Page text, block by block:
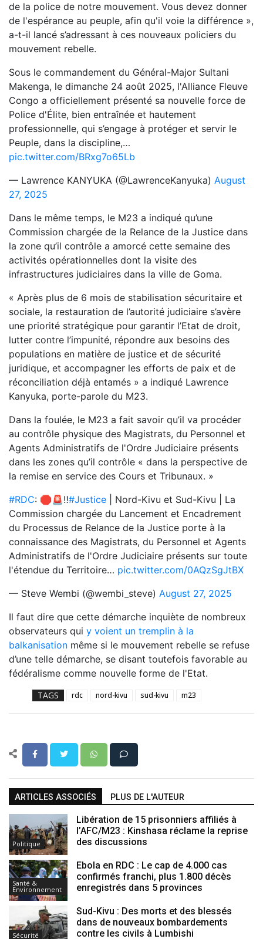
de la police de notre mouvement. Vous devez donner
de l'espérance au peuple, afin qu'il voie la différence »,
a-t-il lancé s’adressant à ces nouveaux policiers du
mouvement rebelle.
Sous le commandement du Général-Major Sultani
Makenga, le dimanche 24 août 2025, l'Alliance Fleuve
Congo a officiellement présenté sa nouvelle force de
Police d'Élite, bien entraînée et hautement
professionnelle, qui s’engage à protéger et servir le
Peuple, dans la discipline,…
pic.twitter.com/BRxg7o65Lb
— Lawrence KANYUKA (@LawrenceKanyuka) August
27, 2025
Dans le même temps, le M23 a indiqué qu’une
Commission chargée de la Relance de la Justice dans
la zone qu’il contrôle a amorcé cette semaine des
activités opérationnelles dont la visite des
infrastructures judiciaires dans la ville de Goma.
« Après plus de 6 mois de stabilisation sécuritaire et
sociale, la restauration de l’autorité judiciaire s’avère
une priorité stratégique pour garantir l’Etat de droit,
lutter contre l’impunité, répondre aux besoins des
populations en matière de justice et de sécurité
juridique, et accompagner les efforts de paix et de
réconciliation déjà entamés » a indiqué Lawrence
Kanyuka, porte-parole du M23.
Dans la foulée, le M23 a fait savoir qu’il va procéder
au contrôle physique des Magistrats, du Personnel et
Agents Administratifs de l'Ordre Judiciaire présents
dans les zones qu’il contrôle « dans la perspective de
la remise en service des Cours et Tribunaux. »
#RDC: 🛑🚨‼️#Justice | Nord-Kivu et Sud-Kivu | La
Commission chargée du Lancement et Encadrement
du Processus de Relance de la Justice porte à la
connaissance des Magistrats, du Personnel et Agents
Administratifs de l'Ordre Judiciaire présents sur toute
l'étendue du Territoire… pic.twitter.com/0AQzSgJtBX
— Steve Wembi (@wembi_steve) August 27, 2025
Il faut dire que cette démarche inquiète de nombreux
observateurs qui y voient un tremplin à la
balkanisation même si le mouvement rebelle se refuse
d’une telle démarche, se disant toutefois favorable au
fédéralisme comme nouvelle forme de l'Etat.
TAGS rdc nord-kivu sud-kivu m23
ARTICLES ASSOCIÉS PLUS DE L'AUTEUR
Politique
Libération de 15 prisonniers affiliés à
l’AFC/M23 : Kinshasa réclame la reprise
des discussions
Santé &
Environnement
Ebola en RDC : Le cap de 4.000 cas
confirmés franchi, plus 1.800 décès
enregistrés dans 5 provinces
Sécurité
Sud-Kivu : Des morts et des blessés
dans de nouveaux bombardements
contre les civils à Lumbishi